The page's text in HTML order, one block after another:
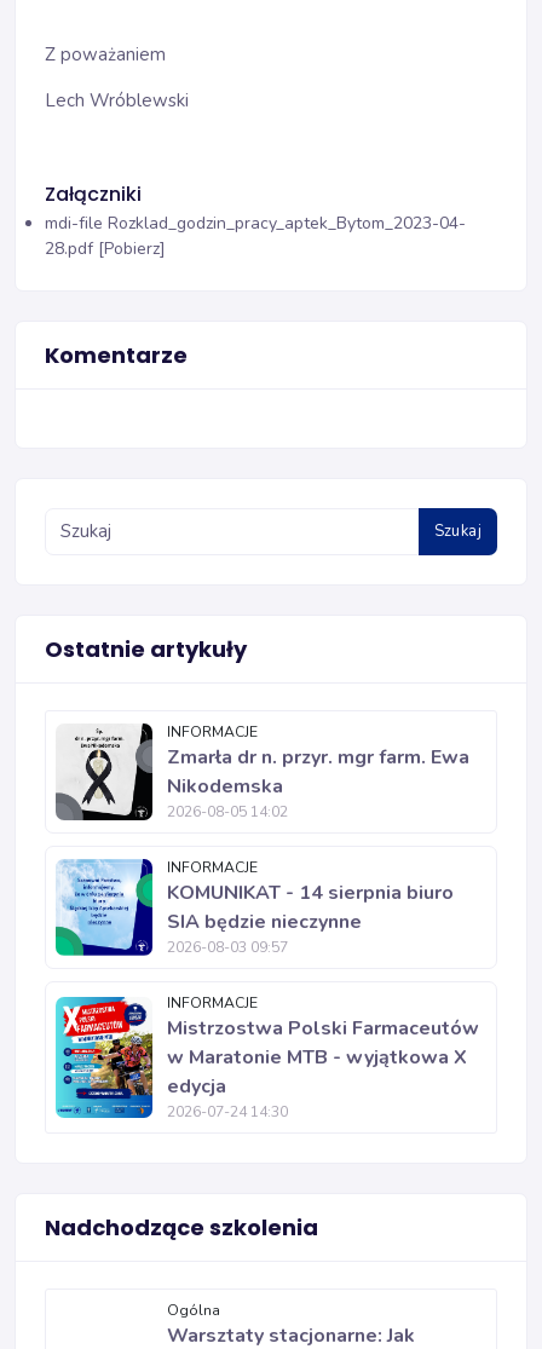
Z poważaniem
Lech Wróblewski
Załączniki
mdi-file Rozklad_godzin_pracy_aptek_Bytom_2023-04-
28.pdf [Pobierz]
Komentarze
Szukaj
Ostatnie artykuły
INFORMACJE
Zmarła dr n. przyr. mgr farm. Ewa
Nikodemska
2026-08-05 14:02
INFORMACJE
KOMUNIKAT - 14 sierpnia biuro
SIA będzie nieczynne
2026-08-03 09:57
INFORMACJE
Mistrzostwa Polski Farmaceutów
w Maratonie MTB - wyjątkowa X
edycja
2026-07-24 14:30
Nadchodzące szkolenia
Ogólna
Warsztaty stacjonarne: Jak